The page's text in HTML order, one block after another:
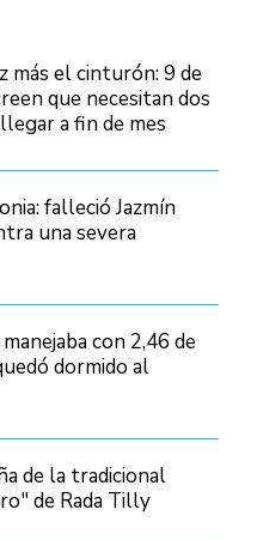
más el cinturón: 9 de
que necesitan dos
a fin de mes
falleció Jazmín
una severa
con 2,46 de
dormido al
de la tradicional
de Rada Tilly